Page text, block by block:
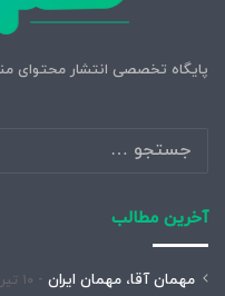
پایگاه تخصصی انتشار محتوای
آخرین مطالب
مهمان آقا، مهمان ایران ۱۰ تیر ۱۴۰۵